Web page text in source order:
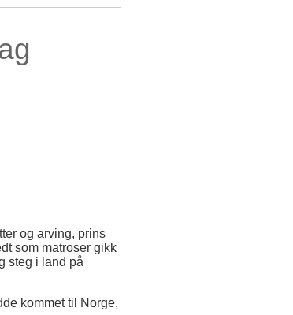
og arving, prins
som matroser gikk
steg i land på
kommet til Norge,